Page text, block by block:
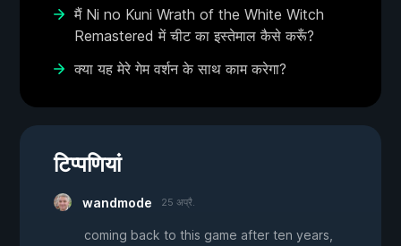
मैं Ni no Kuni Wrath of the White Witch
Remastered में चीट का इस्तेमाल कैसे करूँ?
क्या यह मेरे गेम वर्शन के साथ काम करेगा?
टिप्पणियां
wandmode 25 अप्रै.
coming back to this game after ten years,